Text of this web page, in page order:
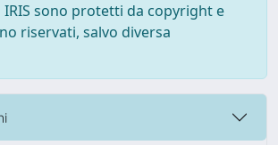
sono protetti da copyright e
riservati, salvo diversa